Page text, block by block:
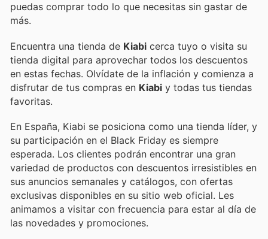
puedas comprar todo lo que necesitas sin gastar de
más.
Encuentra una tienda de Kiabi cerca tuyo o visita su
tienda digital para aprovechar todos los descuentos
en estas fechas. Olvídate de la inflación y comienza a
disfrutar de tus compras en Kiabi y todas tus tiendas
favoritas.
En España, Kiabi se posiciona como una tienda líder, y
su participación en el Black Friday es siempre
esperada. Los clientes podrán encontrar una gran
variedad de productos con descuentos irresistibles en
sus anuncios semanales y catálogos, con ofertas
exclusivas disponibles en su sitio web oficial. Les
animamos a visitar con frecuencia para estar al día de
las novedades y promociones.